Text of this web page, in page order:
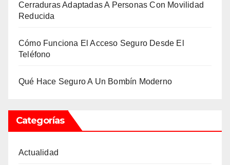
Cerraduras Adaptadas A Personas Con Movilidad
Reducida
Cómo Funciona El Acceso Seguro Desde El
Teléfono
Qué Hace Seguro A Un Bombín Moderno
Categorías
Actualidad